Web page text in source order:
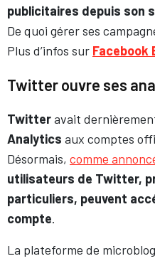
publicitaires depuis son
De quoi gérer ses
Plus d’infos sur Facebook
Twitter ouvre ses
Twitteravait
Analytics aux comptes
Désormais, comme
utilisateurs de Twitter,
particuliers, peuvent
compte.
La plateforme de